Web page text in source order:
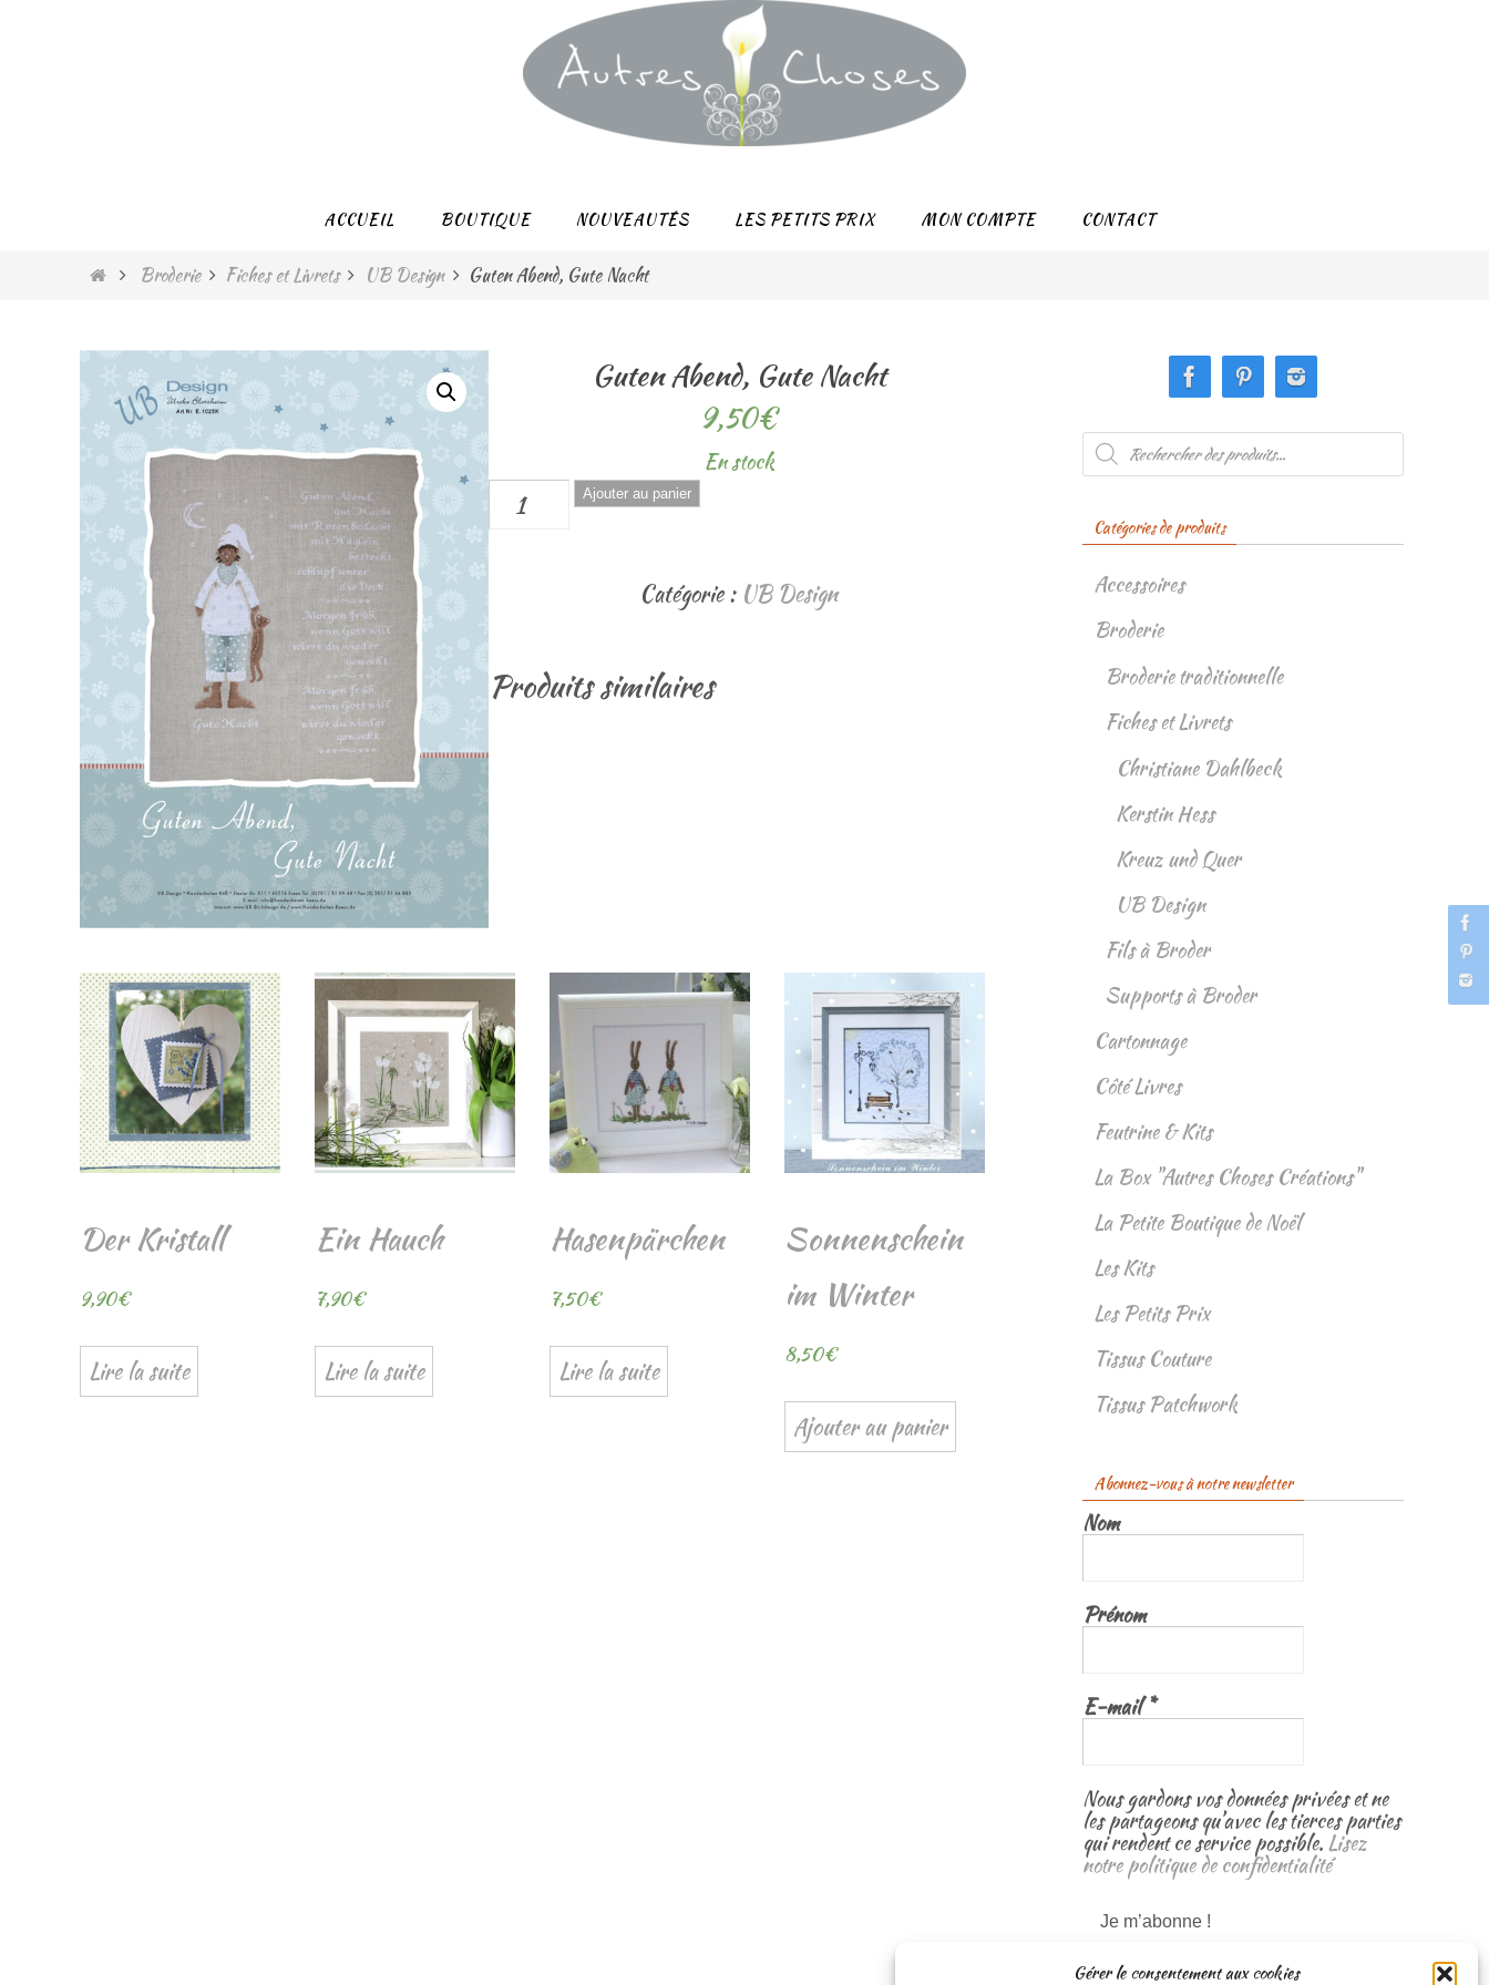
Gérer le consentement aux cookies
ACCUEIL BOUTIQUE NOUVEAUTÉS LES PETITS PRIX MON COMPTE CONTACT
HomeBroderie Fiches et Livrets UB Design Guten Abend, Gute Nacht
Guten Abend, Gute Nacht
9,50€
En stock
quantité
de
Nacht
Ajouter au panier
Catégorie : UB Design
Produits similaires
Der Kristall
9,90€
Lire la suite
Ein Hauch
7,90€
Lire la suite
Hasenpärchen
7,50€
Lire la suite
Sonnenschein
im Winter
8,50€
Ajouter au panier
Recherche
de
produits
Catégories de produits
Accessoires
Broderie
Broderie traditionnelle
Fiches et Livrets
Christiane Dahlbeck
Kerstin Hess
Kreuz und Quer
UB Design
Fils à Broder
Supports à Broder
Cartonnage
Côté Livres
Feutrine & Kits
La Box "Autres Choses Créations"
La Petite Boutique de Noël
Les Kits
Les Petits Prix
Tissus Couture
Tissus Patchwork
Abonnez-vous à notre newsletter
Nom
Prénom
E-mail*
Nous gardons vos données privées et ne
les partageons qu’avec les tierces parties
qui rendent ce service possible.Lisez
notre politique de confidentialité